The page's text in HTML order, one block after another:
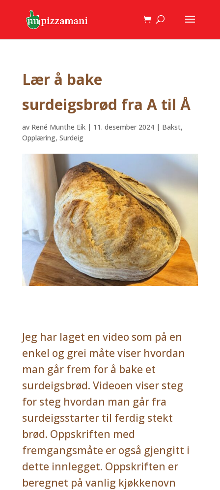
Lær å bake
surdeigsbrød fra A til Å
av René Munthe Eik| 11. desember 2024| Bakst,
Opplæring, Surdeig
Jeg har laget en video som på en
enkel og grei måte viser hvordan
man går frem for å bake et
surdeigsbrød. Videoen viser steg
for steg hvordan man går fra
surdeigsstarter til ferdig stekt
brød. Oppskriften med
fremgangsmåte er også gjengitt i
dette innlegget. Oppskriften er
beregnet på vanlig kjøkkenovn